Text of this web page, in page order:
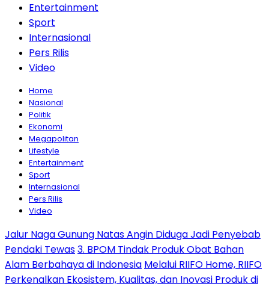
Entertainment
Sport
Internasional
Pers Rilis
Video
Home
Nasional
Politik
Ekonomi
Megapolitan
Lifestyle
Entertainment
Sport
Internasional
Pers Rilis
Video
Jalur Naga Gunung Natas Angin Diduga Jadi Penyebab
Pendaki Tewas3. BPOM Tindak Produk Obat Bahan
Alam Berbahaya di Indonesia Melalui RIIFO Home, RIIFO
Perkenalkan Ekosistem, Kualitas, dan Inovasi Produk di